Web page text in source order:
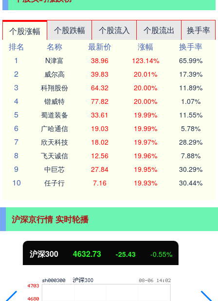
个股涨幅 个股跌幅 个股流入 个股流出
换手率
排名
名称 最新价 涨幅
换手率
1
N津富 38.96 123.14% 65.99%
2 威尔高 39.83 20.01% 17.39%
3 科翔股份 64.32 20.00% 11.89%
4 锴威特 77.82 20.00% 1.07%
5 蜀道装备 33.61 19.99% 11.55%
6 广哈通信 19.03 19.99% 5.78%
7 欣天科技 18.02 19.97% 28.29%
8 飞天诚信 12.56 19.96% 7.88%
9 中巨芯 27.84 19.95% 30.29%
10 任子行 7.16 19.93% 30.44%
沪深京行情 实时轮播
北证50 1115.77 -3.69 -0.33%